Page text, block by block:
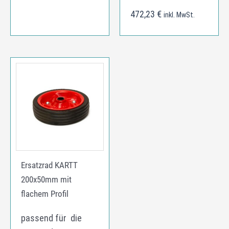
472,23 € inkl. MwSt.
Ersatzrad KARTT
200x50mm mit
flachem Profil
passend für die